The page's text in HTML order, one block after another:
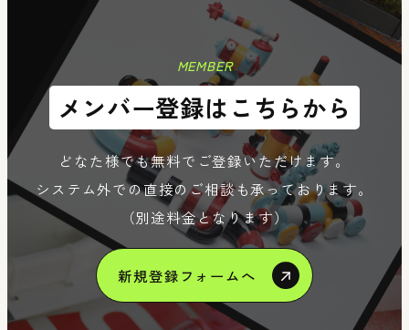
MEMBER
メンバー登録はこちらから
どなた様でも無料でご登録いただけます。
システム外での直接のご相談も承っております。
（別途料金となります）
新規登録フォームへ
Member